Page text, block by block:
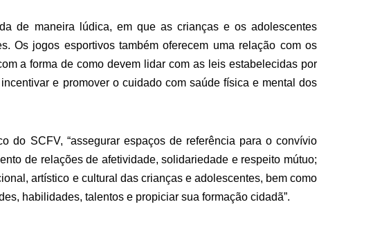
de maneira lúdica, em que as crianças e os adolescentes
Os jogos esportivos também oferecem uma relação com os
a forma de como devem lidar com as leis estabelecidas por
e promover o cuidado com saúde física e mental dos
do SCFV, “assegurar espaços de referência para o convívio
de relações de afetividade, solidariedade e respeito mútuo;
artístico e cultural das crianças e adolescentes, bem como
habilidades, talentos e propiciar sua formação cidadã”.